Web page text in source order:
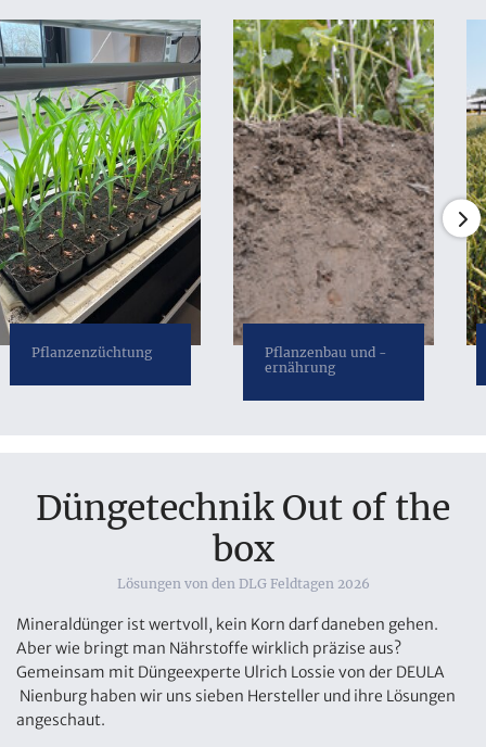
Pflanzenzüchtung
Pflanzenbau und -
ernährung
Düngetechnik Out of the
box
Lösungen von den DLG Feldtagen 2026
Mineraldünger ist wertvoll, kein Korn darf daneben gehen.
Aber wie bringt man Nährstoffe wirklich präzise aus?
Gemeinsam mit Düngeexperte Ulrich Lossie von der DEULA
Nienburg haben wir uns sieben Hersteller und ihre Lösungen
angeschaut.